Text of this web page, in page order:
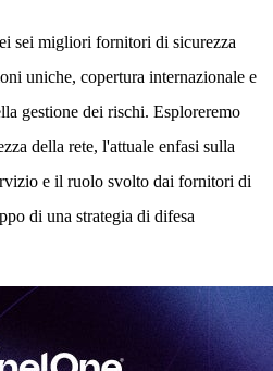
sei migliori fornitori di sicurezza
uniche, copertura internazionale e
gestione dei rischi. Esploreremo
della rete, l'attuale enfasi sulla
e il ruolo svolto dai fornitori di
di una strategia di difesa